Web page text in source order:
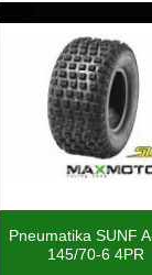
Pneumatika SUNF
145/70-6 4PR